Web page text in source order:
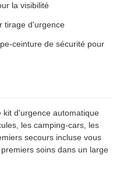
la visibilité
tirage d'urgence
ceinture de sécurité pour
kit d'urgence automatique
les camping-cars, les
secours incluse vous
soins dans un large